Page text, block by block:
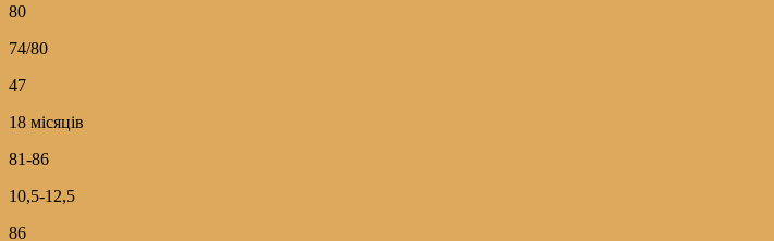
80
74/80
47
18 місяців
81-86
10,5-12,5
86